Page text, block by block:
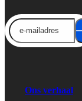
Ons verhaal